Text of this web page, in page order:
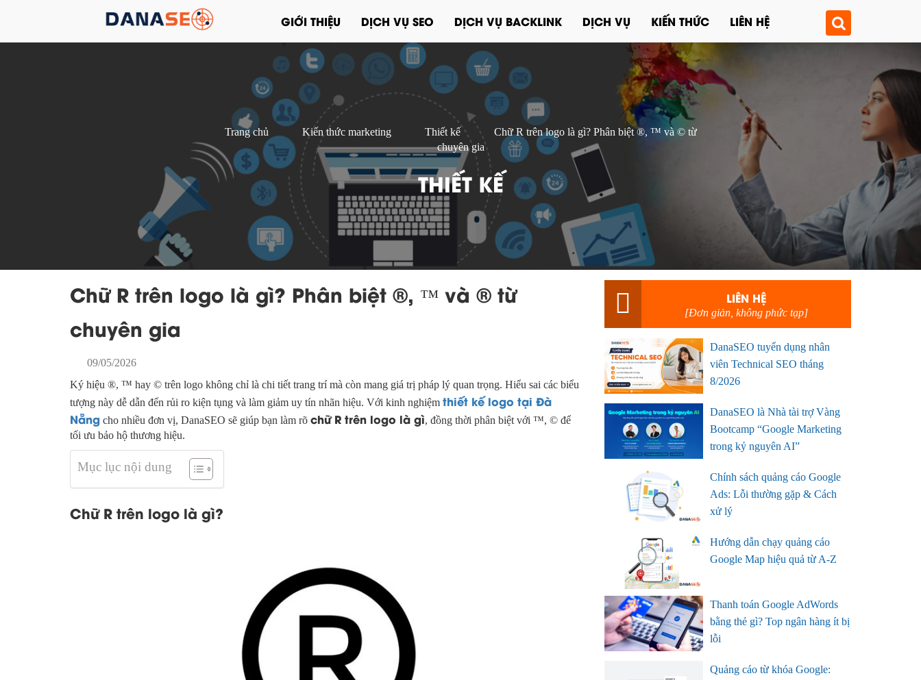
GIỚI THIỆU DỊCH VỤ SEO DỊCH VỤ BACKLINK DỊCH VỤ KIẾN THỨC LIÊN HỆ
Trang chủ Kiến thức marketing Thiết kế
Chữ R trên logo là gì? Phân biệt ®, ™ và © từ
chuyên gia
THIẾT KẾ
Chữ R trên logo là gì? Phân biệt ®, ™ và © từ
chuyên gia
09/05/2026
Ký hiệu ®, ™ hay © trên logo không chỉ là chi tiết trang trí mà còn mang giá trị pháp lý quan trọng. Hiểu sai các biểu
tượng này dễ dẫn đến rủi ro kiện tụng và làm giảm uy tín nhãn hiệu. Với kinh nghiệm thiết kế logo tại Đà
Nẵng cho nhiều đơn vị, DanaSEO sẽ giúp bạn làm rõ chữ R trên logo là gì, đồng thời phân biệt với ™, © để
tối ưu bảo hộ thương hiệu.
Mục lục nội dung
Chữ R trên logo là gì?
LIÊN HỆ
[Đơn giản, không phức tạp]
DanaSEO tuyển dụng nhân
viên Technical SEO tháng
8/2026
DanaSEO là Nhà tài trợ Vàng
Bootcamp “Google Marketing
trong kỷ nguyên AI”
Chính sách quảng cáo Google
Ads: Lỗi thường gặp & Cách
xử lý
Hướng dẫn chạy quảng cáo
Google Map hiệu quả từ A-Z
Thanh toán Google AdWords
bằng thẻ gì? Top ngân hàng ít bị
lỗi
Quảng cáo từ khóa Google: